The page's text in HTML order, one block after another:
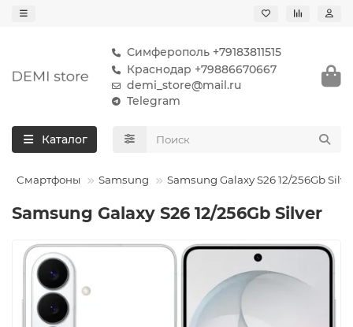
Симферополь +79183811515
Краснодар +79886670667
demi_store@mail.ru
Telegram
Каталог
Смартфоны Samsung Samsung Galaxy S26 12/256Gb
Samsung Galaxy S26 12/256Gb Silver